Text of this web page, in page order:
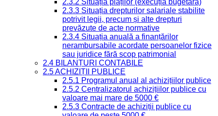
2.3.3 Situația drepturilor salariale stabilite
potrivit legii, precum și alte drepturi
prevăzute de acte normative
2.3.4 Situația anuală a finanțărilor
nerambursabile acordate persoanelor fizice
sau juridice fără scop patrimonial
2.4 BILANȚURI CONTABILE
2.5 ACHIZIȚII PUBLICE
2.5.1 Programul anual al achizițiilor publice
2.5.2 Centralizatorul achizițiilor publice cu
valoare mai mare de 5000 €
2.5.3 Contracte de achiziții publice cu